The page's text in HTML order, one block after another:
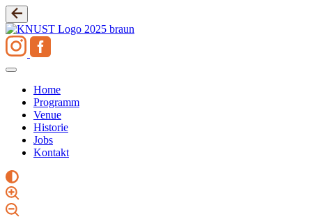
Zum
Inhalt
springen
Home
Programm
Venue
Historie
Jobs
Kontakt